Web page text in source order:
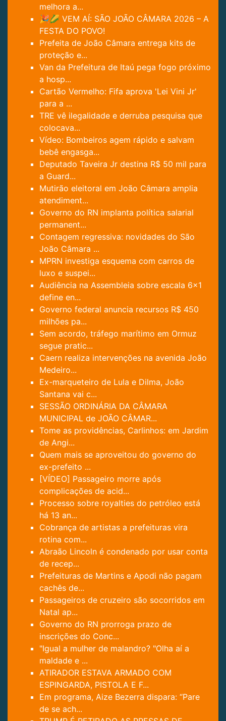
melhora a...
🎉🌽 VEM AÍ: SÃO JOÃO CÂMARA 2026 – A
FESTA DO POVO!
Prefeita de João Câmara entrega kits de
proteção e...
Van da Prefeitura de Itaú pega fogo próximo
a hosp...
Cartão Vermelho: Fifa aprova 'Lei Vini Jr'
para a ...
TRE vê ilegalidade e derruba pesquisa que
colocava...
Vídeo: Bombeiros agem rápido e salvam
bebê engasga...
Deputado Taveira Jr destina R$ 50 mil para
a Guard...
Mutirão eleitoral em João Câmara amplia
atendiment...
Governo do RN implanta política salarial
permanent...
Contagem regressiva: novidades do São
João Câmara ...
MPRN investiga esquema com carros de
luxo e suspei...
Audiência na Assembleia sobre escala 6x1
define en...
Governo federal anuncia recursos R$ 450
milhões pa...
Sem acordo, tráfego marítimo em Ormuz
segue pratic...
Caern realiza intervenções na avenida João
Medeiro...
Ex-marqueteiro de Lula e Dilma, João
Santana vai c...
SESSÃO ORDINÁRIA DA CÂMARA
MUNICIPAL de JOÃO CÂMAR...
Tome as providências, Carlinhos: em Jardim
de Angi...
Quem mais se aproveitou do governo do
ex-prefeito ...
[VÍDEO] Passageiro morre após
complicações de acid...
Processo sobre royalties do petróleo está
há 13 an...
Cobrança de artistas a prefeituras vira
rotina com...
Abraão Lincoln é condenado por usar conta
de recep...
Prefeituras de Martins e Apodi não pagam
cachês de...
Passageiros de cruzeiro são socorridos em
Natal ap...
Governo do RN prorroga prazo de
inscrições do Conc...
"Igual a mulher de malandro? "Olha aí a
maldade e ...
ATIRADOR ESTAVA ARMADO COM
ESPINGARDA, PISTOLA E F...
Em programa, Aize Bezerra dispara: “Pare
de se ach...